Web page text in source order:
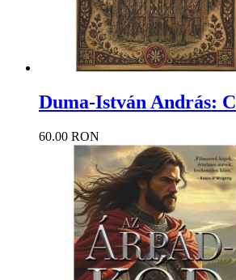
Duma-István András:
60.00 RON